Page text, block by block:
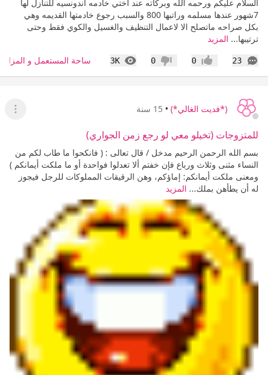
السلام عليكم ورحمه الله وبركاته عند اختي خادمه اندونسيه للتنازل لها
7شهور عندها مسلمه وراتبها 800 والسبب رجوع خادمتها القديمه وهي
بكل صراحه ماتصلح الا لاعمال التنظيف والغسيل والكوي فقط وحتى
ترتيبها... المزيد
23
التعليقات إعجاب0 عدم إعجاب
0
3K
المشاهدات ساحة المستعمل و المزاد
(*فديت الغالي*) • 15 سنة
عرض
للمتزوجات (تخيلو معي لو رجع زمن الجواري)
بسم الله الرحمن الرحيم مدخل / قال تعالى : ( فانكحوا ما طاب لكم من
النساء مثنى وثلاث ورباع فإن خفتم ألا تعدلوا فواحدة أو ما ملكت أيمانكم )
ومعنى ملكت أيمانكم: إماؤكم، وهن الرقيقات المملوكات للرجل فيجوز
له أن يطأهن بملك... المزيد